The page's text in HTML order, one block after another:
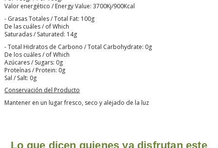
Valor energético / Energy Value: 3700Kj/900Kcal
- Grasas Totales / Total Fat: 100g
De las cuáles / of Which
Saturadas / Saturated: 14g
- Total Hidratos de Carbono / Total Carbohydrate: 0g
De los cuáles / of Which
Azúcares / Sugars: 0g
Proteínas / Protein: 0g
Sal / Salt: 0g
Conservación del Producto
Mantener en un lugar fresco, seco y alejado de la luz
Lo que dicen quienes ya disfrutan este